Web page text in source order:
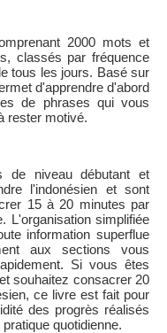
2000 mots et
classés par fréquence
tous les jours. Basé sur
d'apprendre d'abord
de phrases qui vous
rester motivé.
de niveau débutant et
l'indonésien et sont
15 à 20 minutes par
L'organisation simplifiée
information superflue
aux sections vous
Si vous êtes
souhaitez consacrer 20
ce livre est fait pour
des progrès réalisés
quotidienne.